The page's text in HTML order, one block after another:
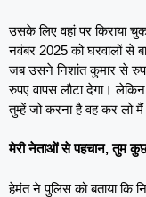
उसके लिए वहां पर किराया
नवंबर 2025 को घरवालों से
जब उसने निशांत कुमार से
रुपए वापस लौटा देगा।
तुम्हें जो करना है वह कर लो मैं
मेरी नेताओं से पहचान, तुम
हेमंत ने पुलिस को बताया कि